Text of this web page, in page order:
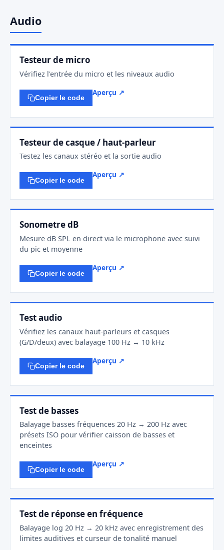
Audio
Testeur de micro
Vérifiez l'entrée du micro et les niveaux audio
Copier le code
Aperçu ↗
Testeur de casque / haut-parleur
Testez les canaux stéréo et la sortie audio
Copier le code
Aperçu ↗
Sonometre dB
Mesure dB SPL en direct via le microphone avec suivi
du pic et moyenne
Copier le code
Aperçu ↗
Test audio
Vérifiez les canaux haut-parleurs et casques
(G/D/deux) avec balayage 100 Hz → 10 kHz
Copier le code
Aperçu ↗
Test de basses
Balayage basses fréquences 20 Hz → 200 Hz avec
présets ISO pour vérifier caisson de basses et
enceintes
Copier le code
Aperçu ↗
Test de réponse en fréquence
Balayage log 20 Hz → 20 kHz avec enregistrement des
limites auditives et curseur de tonalité manuel